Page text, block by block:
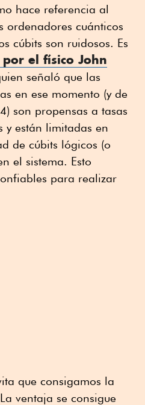
hace referencia al
ordenadores cuánticos
cúbits son ruidosos. Es
el físico John
señaló que las
en ese momento (y de
son propensas a tasas
y están limitadas en
de cúbits lógicos (o
el sistema. Esto
para realizar
que consigamos la
ventaja se consigue